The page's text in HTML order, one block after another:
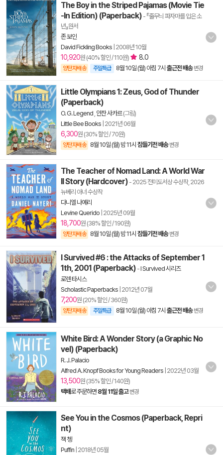
The Boy in the Striped Pajamas (Movie Tie
-In Edition) (Paperback) - 『줄무늬 파자마를 입은 소
년』원서
존 보인
David Fickling Books 2008년 10월
10,920원 (40% 할인 / 110원) 8.0
양탄자배송 주말특급 8월 10일 (월) 아침 7시 출근전 배송 변경
Little Olympians 1: Zeus, God of Thunder
(Paperback)
O. G. Legend 안잔 사카르(그림)
Little Bee Books 2021년 06월
6,300원 (30% 할인 / 70원)
양탄자배송 8월 10일 (월) 밤 11시 잠들기전 배송 변경
The Teacher of Nomad Land: A World War
II Story (Hardcover) - 2025 전미도서상 수상작, 2026
뉴베리 아너 수상작
다니엘 나예리
Levine Querido 2025년 09월
18,700원 (38% 할인 / 190원)
양탄자배송 8월 10일 (월) 밤 11시 잠들기전 배송 변경
I Survived #6 : the Attacks of September 1
1th, 2001 (Paperback) -I Survived 시리즈
로렌 타시스
Scholastic Paperbacks 2012년 07월
7,200원 (20% 할인 / 360원)
양탄자배송 주말특급 8월 10일 (월) 아침 7시 출근전 배송 변경
White Bird: A Wonder Story (a Graphic No
vel) (Paperback)
R. J. Palacio
Alfred A. Knopf Books for Young Readers 2022년 03월
13,500원 (35% 할인 / 140원)
택배로 주문하면 8월 11일 출고 변경
See You in the Cosmos (Paperback, Repri
nt)
잭 쳉
Puffin 2018년 05월